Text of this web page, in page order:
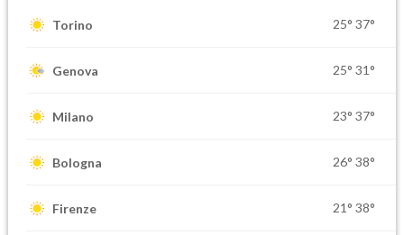
Torino 25° 37°
Genova 25° 31°
Milano 23° 37°
Bologna 26° 38°
Firenze 21° 38°